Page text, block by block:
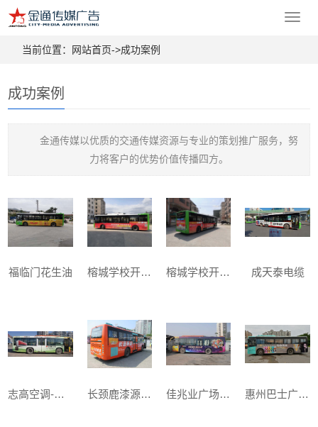
当前位置：
网站首页->成功案例
成功案例
金通传媒以优质的交通传媒资源与专业的策划推广服务，努
力将客户的优势价值传播四方。
福临门花生油 榕城学校开始招生啦 榕城学校开始招生啦 成天泰电缆
志高空调-夏季清凉来袭 长颈鹿漆源自香港-进驻做公交车体广告 佳兆业广场-佳彩璀璨，盛放全城 惠州巴士广告-天喔鸡尾酒车身广告案例